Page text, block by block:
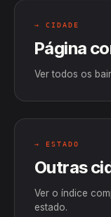
→ CIDADE
Página
Ver todos os
→ ESTADO
Outras
Ver o índice
estado.